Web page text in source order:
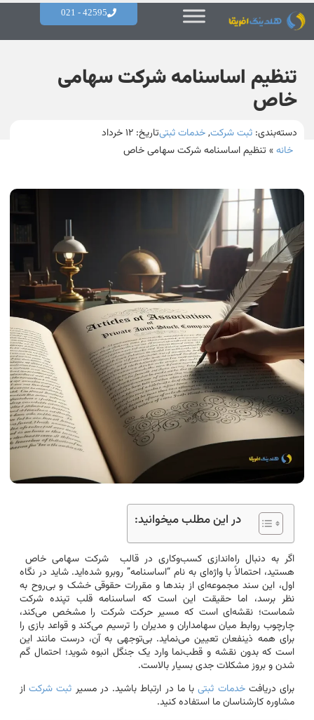
42595 - 021
تنظیم اساسنامه شرکت سهامی
خاص
دسته‌بندی: ثبت شرکت,خدمات ثبتیتاریخ:
خانه» تنظیم اساسنامه شرکت سهامی خاص
در این مطلب میخوانید:
اگر به دنبال راه‌اندازی کسب‌وکاری در قالب شرکت سهامی خاص
هستید، احتمالاً با واژه‌ای به نام “اساسنامه” روبرو شده‌اید. شاید در نگاه
اول، این سند مجموعه‌ای از بندها و مقررات حقوقی خشک و بی‌روح به
نظر برسد، اما حقیقت این است که اساسنامه قلب تپنده شرکت
شماست؛ نقشه‌ای است که مسیر حرکت شرکت را مشخص می‌کند،
چارچوب روابط میان سهامداران و مدیران را ترسیم می‌کند و قواعد بازی را
برای همه ذینفعان تعیین می‌نماید. بی‌توجهی به آن، درست مانند این
است که بدون نقشه و قطب‌نما وارد یک جنگل انبوه شوید؛ احتمال گم
شدن و بروز مشکلات جدی بسیار بالاست.
برای دریافتخدمات ثبتیبا ما در ارتباط باشید. در مسیر ثبت شرکتاز
مشاوره کارشناسان ما استفاده کنید.